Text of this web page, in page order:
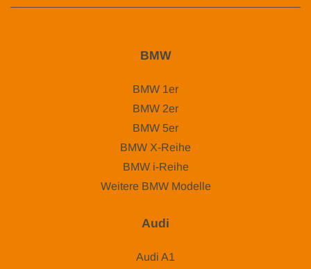
BMW
BMW 1er
BMW 2er
BMW 5er
BMW X-Reihe
BMW i-Reihe
Weitere BMW Modelle
Audi
Audi A1